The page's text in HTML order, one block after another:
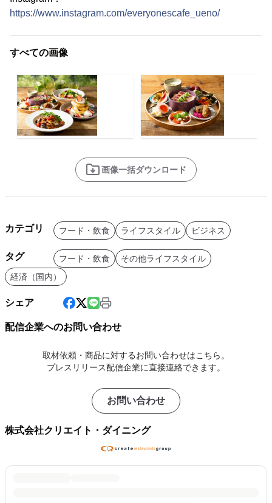
https://www.instagram.com/everyonescafe_ueno/
すべての画像
画像一括ダウンロード
カテゴリ フード・飲食 ライフスタイル ビジネス
タグ フード・飲食
その他ライフスタイル
経済（国内）
シェア
配信企業へのお問い合わせ
取材依頼・商品に対するお問い合わせはこちら。
プレスリリース配信企業に直接連絡できます。
お問い合わせ
株式会社クリエイト・ダイニング